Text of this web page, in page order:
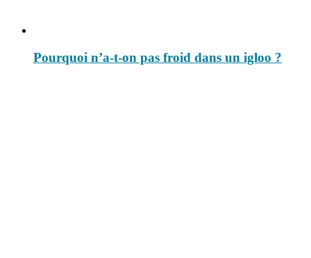
Pourquoi n’a-t-on pas froid dans un igloo ?